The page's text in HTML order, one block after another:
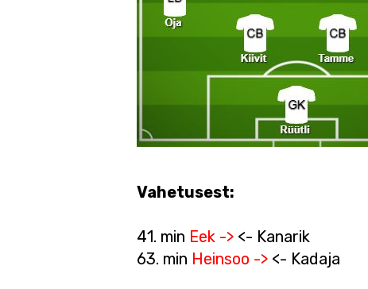
Vahetusest:
41. min Eek -> <- Kanarik
63. min Heinsoo -> <- Kadaja